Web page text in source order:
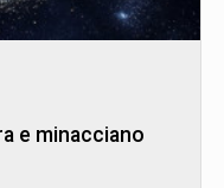
e minacciano